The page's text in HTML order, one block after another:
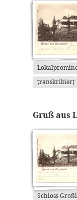
transkribiert
Gruß aus
Schloss